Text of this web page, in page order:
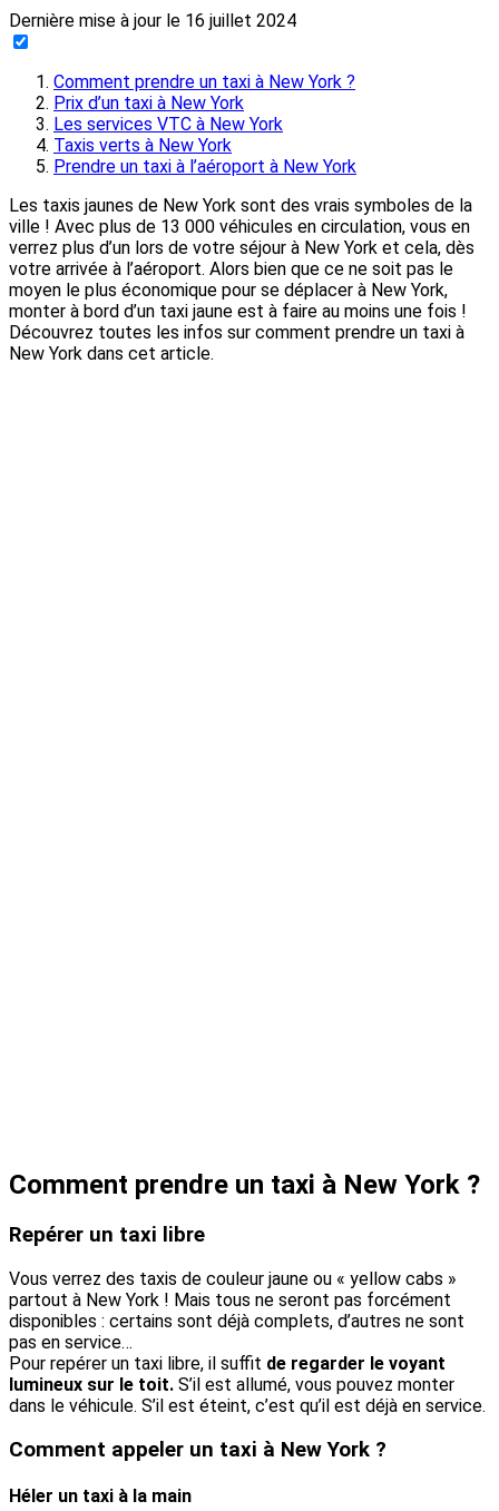
Dernière mise à jour le 16 juillet 2024
Comment prendre un taxi à New York ?
Prix d’un taxi à New York
Les services VTC à New York
Taxis verts à New York
Prendre un taxi à l’aéroport à New York
Les taxis jaunes de New York sont des vrais symboles de la
ville ! Avec plus de 13 000 véhicules en circulation, vous en
verrez plus d’un lors de votre séjour à New York et cela, dès
votre arrivée à l’aéroport. Alors bien que ce ne soit pas le
moyen le plus économique pour se déplacer à New York,
monter à bord d’un taxi jaune est à faire au moins une fois !
Découvrez toutes les infos sur comment prendre un taxi à
New York dans cet article.
Comment prendre un taxi à New York ?
Repérer un taxi libre
Vous verrez des taxis de couleur jaune ou « yellow cabs »
partout à New York ! Mais tous ne seront pas forcément
disponibles : certains sont déjà complets, d’autres ne sont
pas en service…
Pour repérer un taxi libre, il suffit de regarder le voyant
lumineux sur le toit. S’il est allumé, vous pouvez monter
dans le véhicule. S’il est éteint, c’est qu’il est déjà en service.
Comment appeler un taxi à New York ?
Héler un taxi à la main